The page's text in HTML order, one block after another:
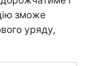
зможе
уряду,